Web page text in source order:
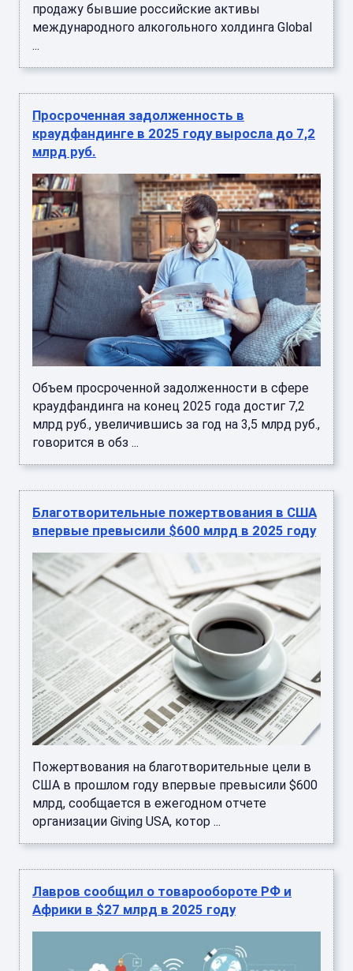
продажу бывшие российские активы
международного алкогольного холдинга Global
...
Просроченная задолженность в
краудфандинге в 2025 году выросла до 7,2
млрд руб.
Объем просроченной задолженности в сфере
краудфандинга на конец 2025 года достиг 7,2
млрд руб., увеличившись за год на 3,5 млрд руб.,
говорится в обз ...
Благотворительные пожертвования в США
впервые превысили $600 млрд в 2025 году
Пожертвования на благотворительные цели в
США в прошлом году впервые превысили $600
млрд, сообщается в ежегодном отчете
организации Giving USA, котор ...
Лавров сообщил о товарообороте РФ и
Африки в $27 млрд в 2025 году